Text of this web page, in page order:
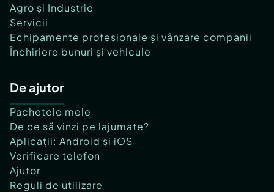
Agro și Industrie
Servicii
Echipamente profesionale și vânzare companii
Închiriere bunuri și vehicule
De ajutor
Pachetele mele
De ce să vinzi pe lajumate?
Aplicații: Android și iOS
Verificare telefon
Ajutor
Reguli de utilizare